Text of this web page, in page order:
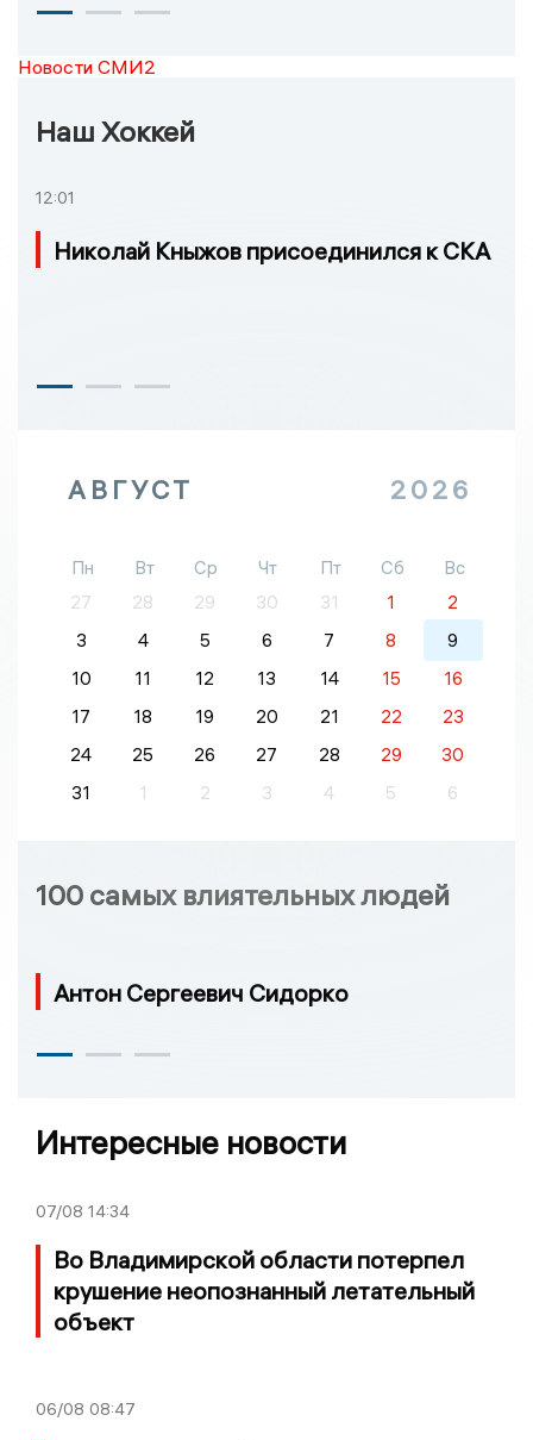
Новости СМИ2
Наш Хоккей
12:01
Николай Кныжов присоединился к СКА
АВГУСТ 2026
Пн Вт Ср Чт Пт Сб
Вс
27
28 29 30 31 1
2
3
4 5 6 7 8
9
10
11 12 13 14 15
16
17
18 19 20 21 22
23
24
25 26 27 28 29
30
31
1 2 3 4 5 6
100 самых влиятельных людей
Антон Сергеевич Сидорко
Интересные новости
07/08 14:34
Во Владимирской области потерпел
крушение неопознанный летательный
объект
06/08 08:47